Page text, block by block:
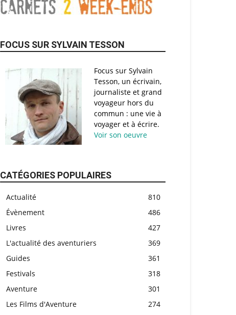
FOCUS SUR SYLVAIN TESSON
Focus sur Sylvain
Tesson, un écrivain,
journaliste et grand
voyageur hors du
commun : une vie à
voyager et à écrire.
Voir son oeuvre
CATÉGORIES POPULAIRES
Actualité
810
Évènement
486
Livres
427
L'actualité des aventuriers
369
Guides
361
Festivals
318
Aventure
301
Les Films d'Aventure
274